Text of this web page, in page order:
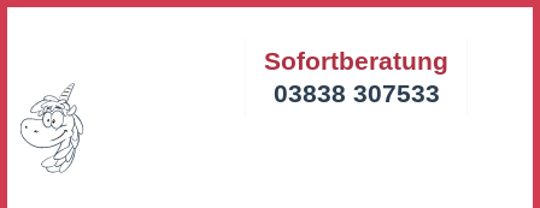
Sofortberatung
03838 307533